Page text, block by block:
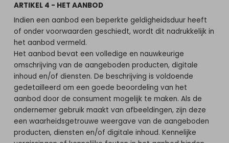
ARTIKEL 4 - HET AANBOD
Indien een aanbod een beperkte geldigheidsduur heeft
of onder voorwaarden geschiedt, wordt dit nadrukkelijk in
het aanbod vermeld.
Het aanbod bevat een volledige en nauwkeurige
omschrijving van de aangeboden producten, digitale
inhoud en/of diensten. De beschrijving is voldoende
gedetailleerd om een goede beoordeling van het
aanbod door de consument mogelijk te maken. Als de
ondernemer gebruik maakt van afbeeldingen, zijn deze
een waarheidsgetrouwe weergave van de aangeboden
producten, diensten en/of digitale inhoud. Kennelijke